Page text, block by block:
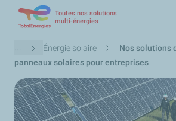
contenu
principal
Toutes nos solutions
multi-énergies
Fil
d'Ariane
... Énergie solaire
Nos solutions
panneaux solaires pour entreprises